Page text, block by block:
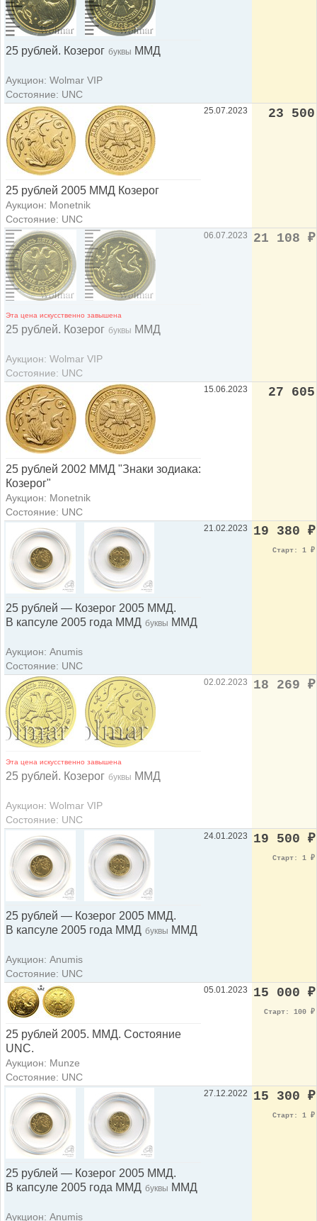
25 рублей. Козерог буквы ММД
Аукцион: Wolmar VIP
Состояние: UNC
25 рублей 2005 ММД Козерог
Аукцион: Monetnik
Состояние: UNC
25.07.2023 23 500
Эта цена искусственно завышена
25 рублей. Козерог буквы ММД
Аукцион: Wolmar VIP
Состояние: UNC
06.07.2023 21 108 ₽
25 рублей 2002 ММД "Знаки зодиака:
Козерог"
Аукцион: Monetnik
Состояние: UNC
15.06.2023 27 605
25 рублей — Козерог 2005 ММД.
В капсуле 2005 года ММД буквы ММД
Аукцион: Anumis
Состояние: UNC
21.02.2023 19 380 ₽
Старт: 1 ₽
Эта цена искусственно завышена
25 рублей. Козерог буквы ММД
Аукцион: Wolmar VIP
Состояние: UNC
02.02.2023 18 269 ₽
25 рублей — Козерог 2005 ММД.
В капсуле 2005 года ММД буквы ММД
Аукцион: Anumis
Состояние: UNC
24.01.2023 19 500 ₽
Старт: 1 ₽
25 рублей 2005. ММД. Состояние
UNC.
Аукцион: Munze
Состояние: UNC
05.01.2023 15 000 ₽
Старт: 100 ₽
25 рублей — Козерог 2005 ММД.
В капсуле 2005 года ММД буквы ММД
Аукцион: Anumis
27.12.2022 15 300 ₽
Старт: 1 ₽